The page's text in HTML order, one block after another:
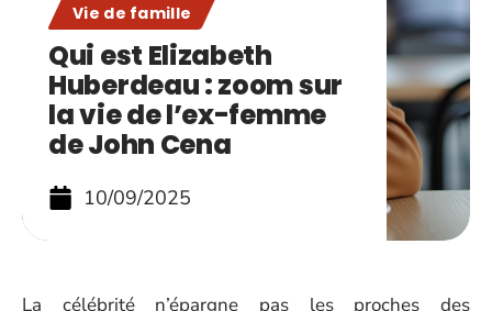
Vie de famille
Qui est Elizabeth
Huberdeau : zoom sur
la vie de l’ex-femme
de John Cena
10/09/2025
La célébrité n’épargne pas les proches des